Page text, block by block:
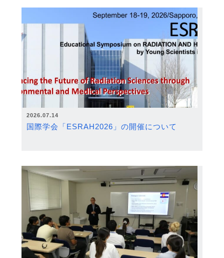
2026.07.14
国際学会「ESRAH2026」の開催について